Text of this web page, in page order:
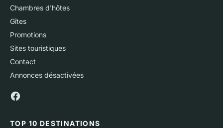
Chambres d'hôtes
Gîtes
Promotions
Sites touristiques
Contact
Annonces désactivées
TOP 10 DESTINATIONS